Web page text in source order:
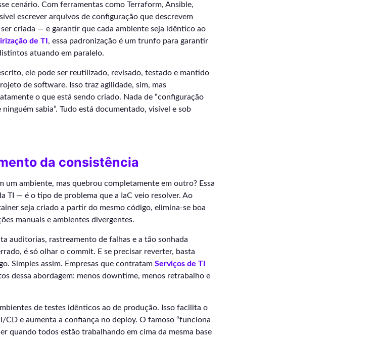
cenário. Com ferramentas como Terraform, Ansible,
escrever arquivos de configuração que descrevem
criada — e garantir que cada ambiente seja idêntico ao
de TI , essa padronização é um trunfo para garantir
atuando em paralelo.
ele pode ser reutilizado, revisado, testado e mantido
de software. Isso traz agilidade, sim, mas
o que está sendo criado. Nada de “configuração
sabia”. Tudo está documentado, visível e sob
da consistência
um ambiente, mas quebrou completamente em outro? Essa
TI — é o tipo de problema que a IaC veio resolver. Ao
seja criado a partir do mesmo código, elimina-se boa
manuais e ambientes divergentes.
auditorias, rastreamento de falhas e a tão sonhada
é só olhar o commit. E se precisar reverter, basta
Simples assim. Empresas que contratam Serviços de TI
dessa abordagem: menos downtime, menos retrabalho e
de testes idênticos ao de produção. Isso facilita o
CD e aumenta a confiança no deploy. O famoso “funciona
quando todos estão trabalhando em cima da mesma base